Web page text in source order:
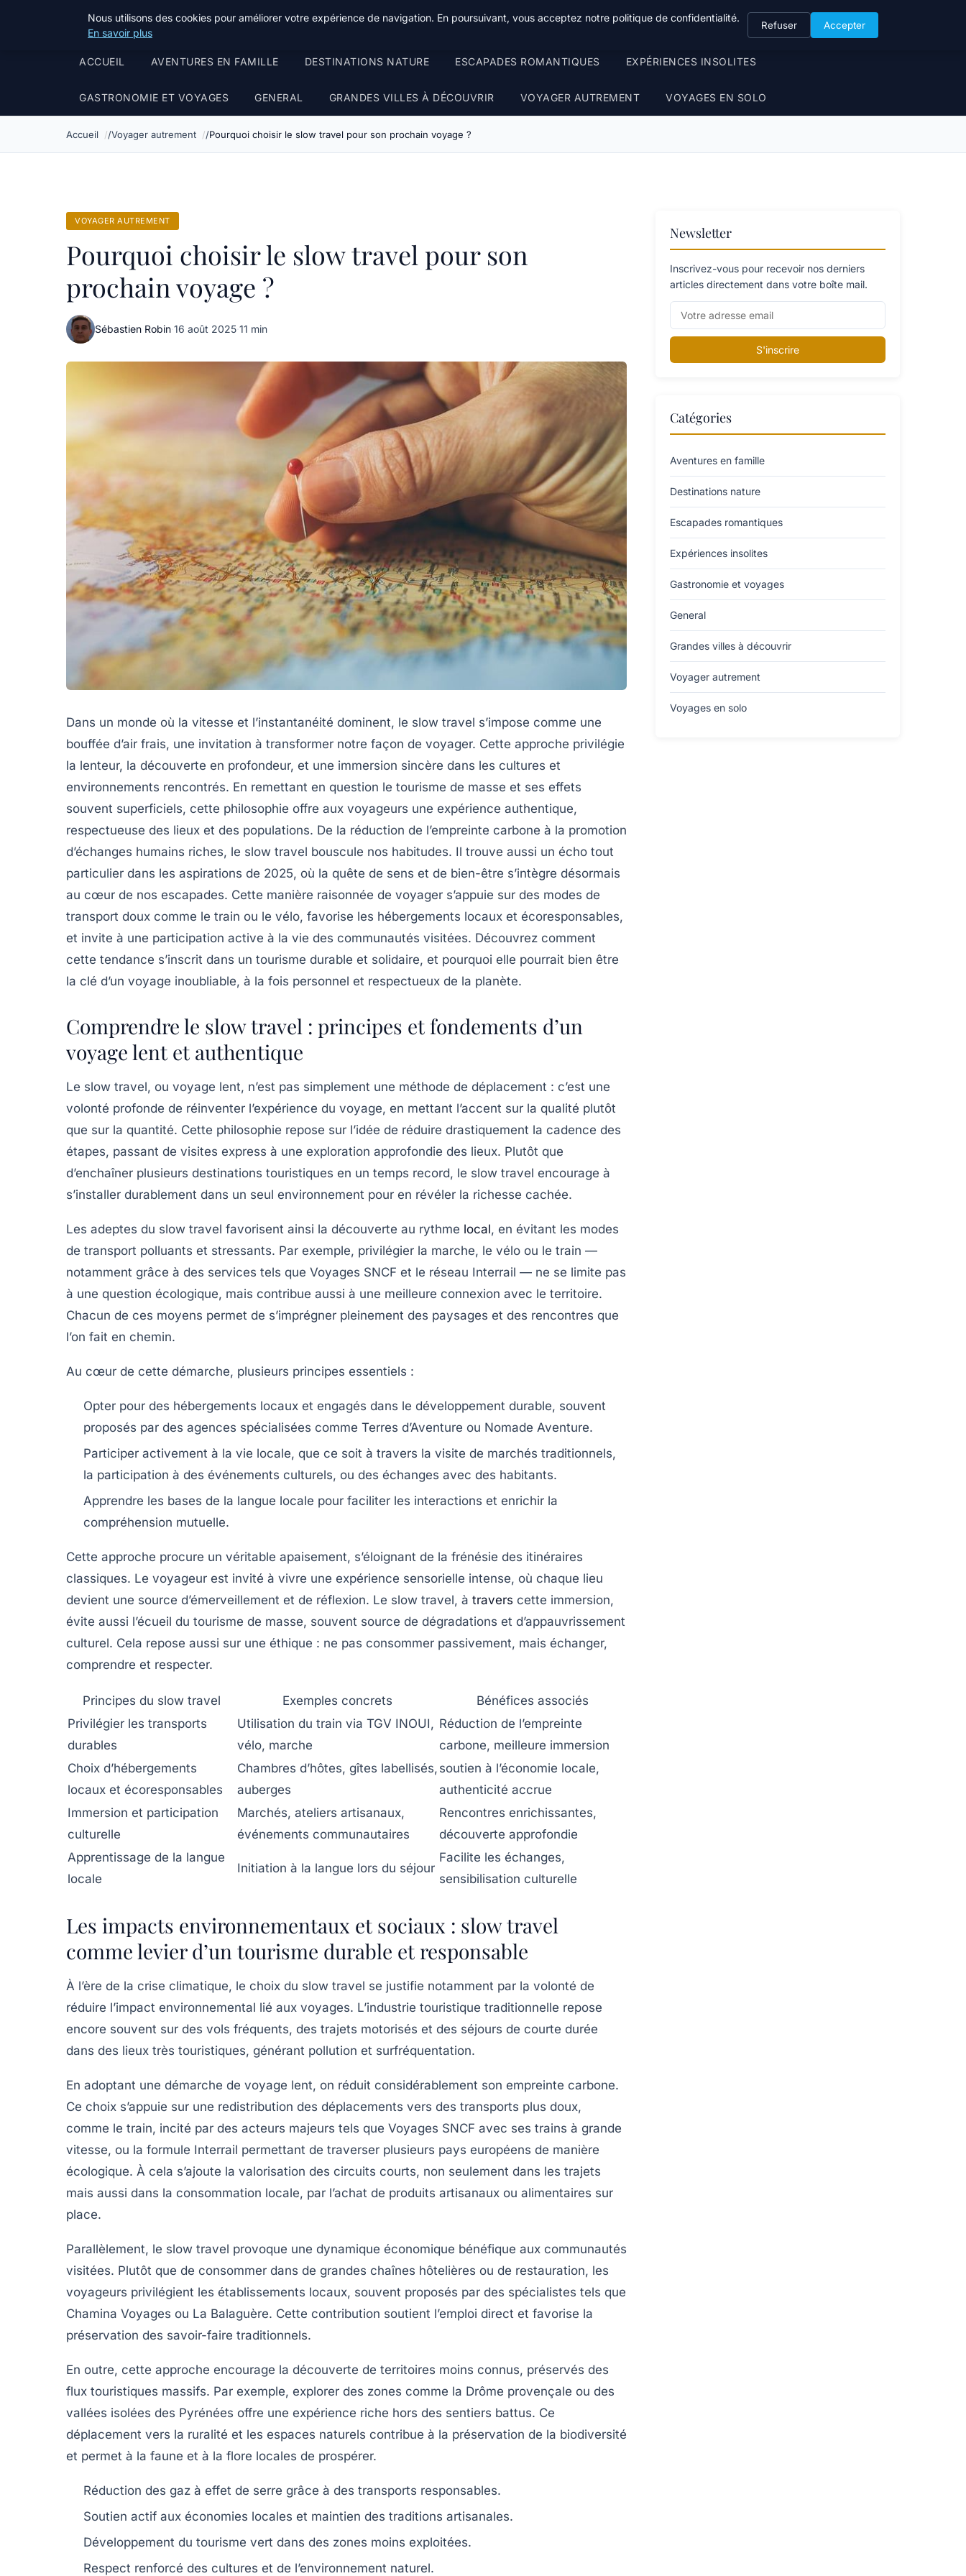
Tourisme Landes
ACCUEIL AVENTURES EN FAMILLE DESTINATIONS NATURE ESCAPADES ROMANTIQUES EXPÉRIENCES INSOLITES
GASTRONOMIE ET VOYAGES GENERAL GRANDES VILLES À DÉCOUVRIR VOYAGER AUTREMENT VOYAGES EN SOLO
Accueil Voyager autrement Pourquoi choisir le slow travel pour son prochain voyage ?
VOYAGER AUTREMENT
Pourquoi choisir le slow travel pour son
prochain voyage ?
Sébastien Robin·16 août 2025·11 min
Dans un monde où la vitesse et l’instantanéité dominent, le slow travel s’impose comme une
bouffée d’air frais, une invitation à transformer notre façon de voyager. Cette approche privilégie
la lenteur, la découverte en profondeur, et une immersion sincère dans les cultures et
environnements rencontrés. En remettant en question le tourisme de masse et ses effets
souvent superficiels, cette philosophie offre aux voyageurs une expérience authentique,
respectueuse des lieux et des populations. De la réduction de l’empreinte carbone à la promotion
d’échanges humains riches, le slow travel bouscule nos habitudes. Il trouve aussi un écho tout
particulier dans les aspirations de 2025, où la quête de sens et de bien-être s’intègre désormais
au cœur de nos escapades. Cette manière raisonnée de voyager s’appuie sur des modes de
transport doux comme le train ou le vélo, favorise les hébergements locaux et écoresponsables,
et invite à une participation active à la vie des communautés visitées. Découvrez comment
cette tendance s’inscrit dans un tourisme durable et solidaire, et pourquoi elle pourrait bien être
la clé d’un voyage inoubliable, à la fois personnel et respectueux de la planète.
Comprendre le slow travel : principes et fondements d’un
voyage lent et authentique
Le slow travel, ou voyage lent, n’est pas simplement une méthode de déplacement : c’est une
volonté profonde de réinventer l’expérience du voyage, en mettant l’accent sur la qualité plutôt
que sur la quantité. Cette philosophie repose sur l’idée de réduire drastiquement la cadence des
étapes, passant de visites express à une exploration approfondie des lieux. Plutôt que
d’enchaîner plusieurs destinations touristiques en un temps record, le slow travel encourage à
s’installer durablement dans un seul environnement pour en révéler la richesse cachée.
Les adeptes du slow travel favorisent ainsi la découverte au rythme local, en évitant les modes
de transport polluants et stressants. Par exemple, privilégier la marche, le vélo ou le train —
notamment grâce à des services tels que Voyages SNCF et le réseau Interrail — ne se limite pas
à une question écologique, mais contribue aussi à une meilleure connexion avec le territoire.
Chacun de ces moyens permet de s’imprégner pleinement des paysages et des rencontres que
l’on fait en chemin.
Au cœur de cette démarche, plusieurs principes essentiels :
Opter pour des hébergements locaux et engagés dans le développement durable, souvent
proposés par des agences spécialisées comme Terres d’Aventure ou Nomade Aventure.
Participer activement à la vie locale, que ce soit à travers la visite de marchés traditionnels,
la participation à des événements culturels, ou des échanges avec des habitants.
Apprendre les bases de la langue locale pour faciliter les interactions et enrichir la
compréhension mutuelle.
Cette approche procure un véritable apaisement, s’éloignant de la frénésie des itinéraires
classiques. Le voyageur est invité à vivre une expérience sensorielle intense, où chaque lieu
devient une source d’émerveillement et de réflexion. Le slow travel, à travers cette immersion,
évite aussi l’écueil du tourisme de masse, souvent source de dégradations et d’appauvrissement
culturel. Cela repose aussi sur une éthique : ne pas consommer passivement, mais échanger,
comprendre et respecter.
Principes du slow travel Exemples concrets
Bénéfices associés
Privilégier les transports
durables
Utilisation du train via TGV INOUI,
vélo, marche
Réduction de l’empreinte
carbone, meilleure immersion
Choix d’hébergements
locaux et écoresponsables
Chambres d’hôtes, gîtes labellisés,
auberges
soutien à l’économie locale,
authenticité accrue
Immersion et participation
culturelle
Marchés, ateliers artisanaux,
événements communautaires
Rencontres enrichissantes,
découverte approfondie
Apprentissage de la langue
locale
Initiation à la langue lors du séjour
Facilite les échanges,
sensibilisation culturelle
Les impacts environnementaux et sociaux : slow travel
comme levier d’un tourisme durable et responsable
À l’ère de la crise climatique, le choix du slow travel se justifie notamment par la volonté de
réduire l’impact environnemental lié aux voyages. L’industrie touristique traditionnelle repose
encore souvent sur des vols fréquents, des trajets motorisés et des séjours de courte durée
dans des lieux très touristiques, générant pollution et surfréquentation.
En adoptant une démarche de voyage lent, on réduit considérablement son empreinte carbone.
Ce choix s’appuie sur une redistribution des déplacements vers des transports plus doux,
comme le train, incité par des acteurs majeurs tels que Voyages SNCF avec ses trains à grande
vitesse, ou la formule Interrail permettant de traverser plusieurs pays européens de manière
écologique. À cela s’ajoute la valorisation des circuits courts, non seulement dans les trajets
mais aussi dans la consommation locale, par l’achat de produits artisanaux ou alimentaires sur
place.
Parallèlement, le slow travel provoque une dynamique économique bénéfique aux communautés
visitées. Plutôt que de consommer dans de grandes chaînes hôtelières ou de restauration, les
voyageurs privilégient les établissements locaux, souvent proposés par des spécialistes tels que
Chamina Voyages ou La Balaguère. Cette contribution soutient l’emploi direct et favorise la
préservation des savoir-faire traditionnels.
En outre, cette approche encourage la découverte de territoires moins connus, préservés des
flux touristiques massifs. Par exemple, explorer des zones comme la Drôme provençale ou des
vallées isolées des Pyrénées offre une expérience riche hors des sentiers battus. Ce
déplacement vers la ruralité et les espaces naturels contribue à la préservation de la biodiversité
et permet à la faune et à la flore locales de prospérer.
Réduction des gaz à effet de serre grâce à des transports responsables.
Soutien actif aux économies locales et maintien des traditions artisanales.
Développement du tourisme vert dans des zones moins exploitées.
Respect renforcé des cultures et de l’environnement naturel.
Newsletter
Inscrivez-vous pour recevoir nos derniers
articles directement dans votre boîte mail.
S'inscrire
Catégories
Aventures en famille
Destinations nature
Escapades romantiques
Expériences insolites
Gastronomie et voyages
General
Grandes villes à découvrir
Voyager autrement
Voyages en solo
Nous utilisons des cookies pour améliorer votre expérience de navigation. En poursuivant, vous acceptez notre politique de confidentialité.
En savoir plus
Refuser Accepter